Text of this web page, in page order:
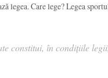
legea. Care lege? Legea
constitui, în condițiile